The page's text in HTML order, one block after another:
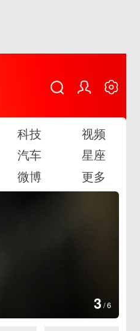
科技
视频
汽车
星座
微博 更多
4 /6